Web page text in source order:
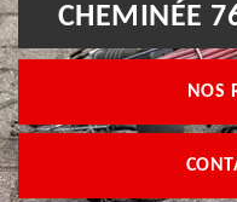
CHEMINÉE
NOS